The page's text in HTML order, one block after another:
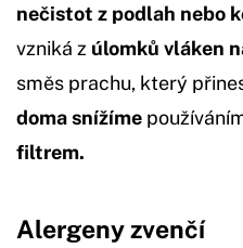
nečistot z podlah nebo
vzniká z úlomků vláken
směs prachu, který
doma snížíme
filtrem.
Alergeny zvenčí